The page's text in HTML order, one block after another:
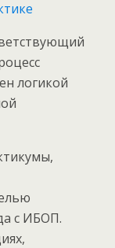
логикой
с ИБОП.